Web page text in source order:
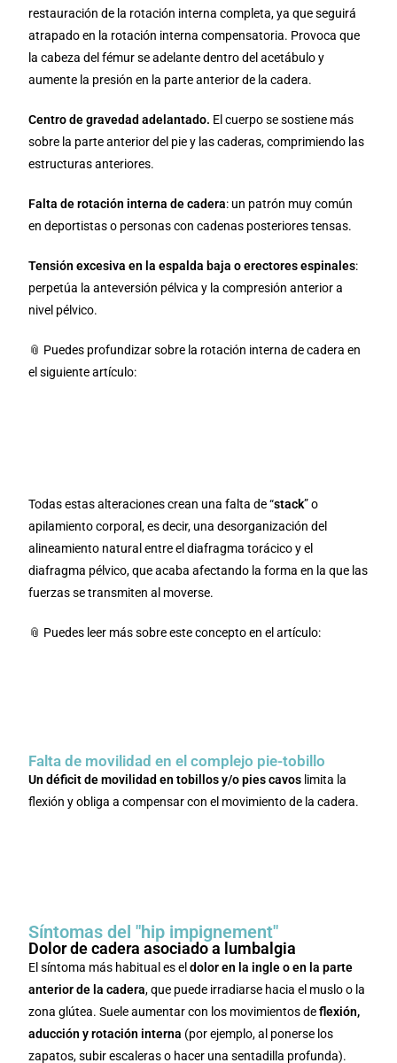
restauración de la rotación interna completa, ya que seguirá
atrapado en la rotación interna compensatoria. Provoca que
la cabeza del fémur se adelante dentro del acetábulo y
aumente la presión en la parte anterior de la cadera.
Centro de gravedad adelantado. El cuerpo se sostiene más
sobre la parte anterior del pie y las caderas, comprimiendo las
estructuras anteriores.
Falta de rotación interna de cadera: un patrón muy común
en deportistas o personas con cadenas posteriores tensas.
Tensión excesiva en la espalda baja o erectores espinales:
perpetúa la anteversión pélvica y la compresión anterior a
nivel pélvico.
📎 Puedes profundizar sobre la rotación interna de cadera en
el siguiente artículo:
Todas estas alteraciones crean una falta de “stack” o
apilamiento corporal, es decir, una desorganización del
alineamiento natural entre el diafragma torácico y el
diafragma pélvico, que acaba afectando la forma en la que las
fuerzas se transmiten al moverse.
📎 Puedes leer más sobre este concepto en el artículo:
Falta de movilidad en el complejo pie-tobillo
Un déficit de movilidad en tobillos y/o pies cavos limita la
flexión y obliga a compensar con el movimiento de la cadera.
Síntomas del "hip impignement"
Dolor de cadera asociado a lumbalgia
El síntoma más habitual es eldolor en la ingle o en la parte
anterior de la cadera, que puede irradiarse hacia el muslo o la
zona glútea. Suele aumentar con los movimientos deflexión,
aducción y rotación interna (por ejemplo, al ponerse los
zapatos, subir escaleras o hacer una sentadilla profunda).